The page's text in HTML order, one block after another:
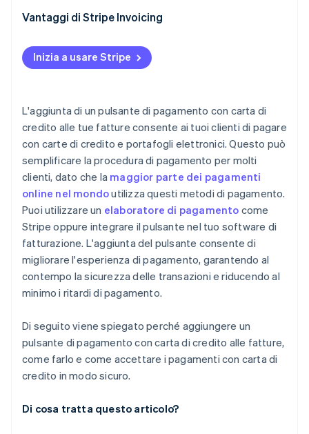
Stripe Sessions 2026
Link di pagamento
Pagina di pagamento in hosting
Codici QR
Conformità alle norme PCI (Payment Card Industry)
Link di pagamento
Autenticazione dei pagamenti tramite 3D Secure
Monitoraggio dei pagamenti
Tokenizzazione
Pagine di pagamento personalizzate
Wallet
Metodi di pagamento salvati
Vantaggi di Stripe Invoicing
Inizia a usare Stripe
L'aggiunta di un pulsante di pagamento con carta di
credito alle tue fatture consente ai tuoi clienti di pagare
con carte di credito e portafogli elettronici. Questo può
semplificare la procedura di pagamento per molti
clienti, dato che la maggior parte dei pagamenti
online nel mondoutilizza questi metodi di pagamento.
Puoi utilizzare un elaboratore di pagamento come
Stripe oppure integrare il pulsante nel tuo software di
fatturazione. L'aggiunta del pulsante consente di
migliorare l'esperienza di pagamento, garantendo al
contempo la sicurezza delle transazioni e riducendo al
minimo i ritardi di pagamento.
Di seguito viene spiegato perché aggiungere un
pulsante di pagamento con carta di credito alle fatture,
come farlo e come accettare i pagamenti con carta di
credito in modo sicuro.
Di cosa tratta questo articolo?